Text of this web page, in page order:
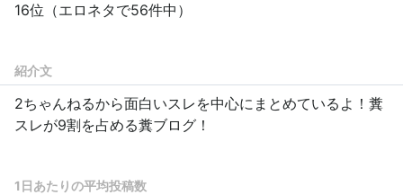
16位（エロネタで56件中）
紹介文
2ちゃんねるから面白いスレを中心にまとめているよ！糞
スレが9割を占める糞ブログ！
1日あたりの平均投稿数